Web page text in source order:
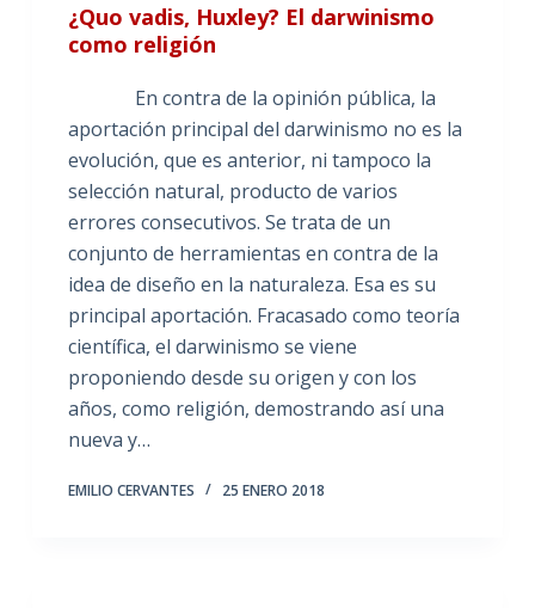
¿Quo vadis, Huxley? El darwinismo
como religión
En contra de la opinión pública, la
aportación principal del darwinismo no es la
evolución, que es anterior, ni tampoco la
selección natural, producto de varios
errores consecutivos. Se trata de un
conjunto de herramientas en contra de la
idea de diseño en la naturaleza. Esa es su
principal aportación. Fracasado como teoría
científica, el darwinismo se viene
proponiendo desde su origen y con los
años, como religión, demostrando así una
nueva y…
EMILIO CERVANTES 25 ENERO 2018